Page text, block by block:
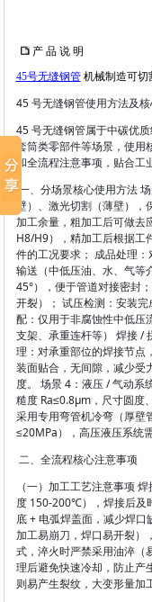
产 品 说 明
45号无缝钢管机械制造可切
45 号无缝钢管使用方法及
45 号无缝钢管属于中碳优
套筒类零部件等场景，使
和全流程注意事项，贴合工
一、分场景核心使用方法
壁）、激光切割（薄壁）
加工余量，粗加工后可做
H8/H9），精加工后根据
件的工况要求； 成品处理
输送（中低压油、水、气等
45°），便于管道对接密封
开裂）； 试压检测：安装
配：仅用于非腐蚀性中低压
支架、承重连杆等） 焊接 /
理：对承重部位的焊接节点
装面贴合，无间隙，减少受
度。 场景 4：液压 / 气动系
糙度 Ra≤0.8μm，尺寸圆度
采用专用弯管机冷弯（厚壁
≤20MPa），高压液压系统
二、全流程核心注意事项
（一）加工工艺注意事项
度 150-200℃），焊接后及
底 + 电弧焊盖面，减少焊
加工易崩刀，焊口易开裂）
式，淬火时严禁采用油淬（
理后避免快速冷却，防止产
则易产生裂纹，大变形量加